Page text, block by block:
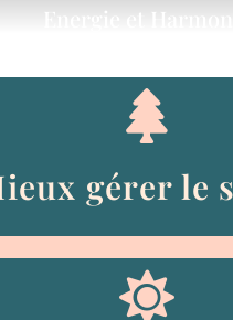
Energie et
gérer le